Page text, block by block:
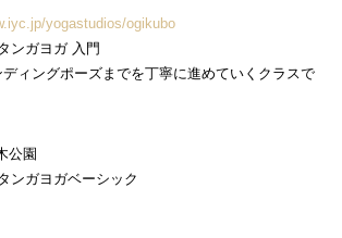
yogastudios/ogikubo
ンガヨガ 入門
ディングポーズまでを丁寧に進めていくクラスで
公園
ンガヨガベーシック